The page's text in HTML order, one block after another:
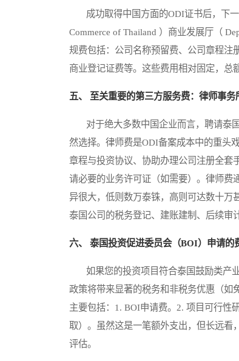
成功取得中国方面的ODI证书后，下一
Commerce of Thailand ）商业发展厅（
规费包括：公司名称预留费、公司章程注
商业登记证费等。这些费用相对固定，总
五、 至关重要的第三方服务费：律师事务
对于绝大多数中国企业而言，聘请泰国
然选择。律师费是ODI备案成本中的重头
章程与投资协议、协助办理公司注册全套
请必要的业务许可证（如需要）。律师费
异很大，低则数万泰铢，高则可达数十万
泰国公司的税务登记、建账建制、后续审
六、 泰国投资促进委员会（BOI）申请的
如果您的投资项目符合泰国鼓励类产业
政策将带来显著的税务和非税务优惠（如
主要包括：1. BOI申请费。2. 项目可行性
取）。虽然这是一笔额外支出，但长远看
评估。